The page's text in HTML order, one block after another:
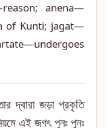
anena—
of Kunti; jagat—
দ্বারা জড়া প্রকৃতি
এই জগৎ পুনঃ পুনঃ